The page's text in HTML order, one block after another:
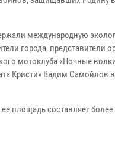
международную
города, представители
мотоклуба «Ночные
Кристи» Вадим Самойлов
площадь составляет более